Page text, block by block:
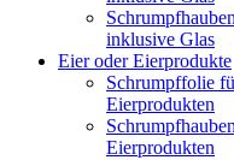
inklusive Glas
Eier oder Eierprodukte
Schrumpffolie
Eierprodukten
Eierprodukten